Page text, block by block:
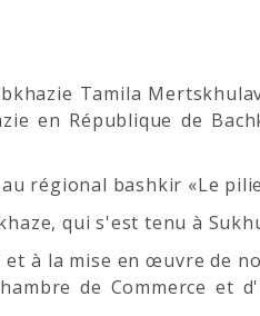
Tamila
en République de
régional bashkir «Le
qui s'est tenu à
à la mise en œuvre de
de Commerce et